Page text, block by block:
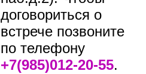
договориться о
встрече позвоните
по телефону
+7(985)012-20-55.